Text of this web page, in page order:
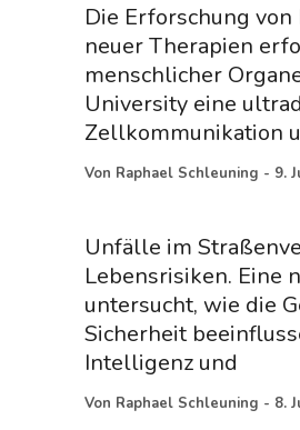
Die Erforschung
neuer Therapien
menschlicher
University eine
Zellkommunikation
Von Raphael Schleuning - 9.
Unfälle im
Lebensrisiken. Eine
untersucht, wie die
Sicherheit
Intelligenz und
Von Raphael Schleuning - 8.